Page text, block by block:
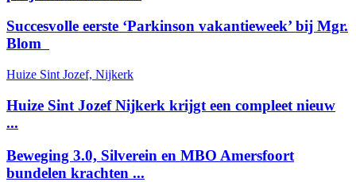
Succesvolle eerste ‘Parkinson vakantieweek’ bij Mgr.
Blom
Huize Sint Jozef, Nijkerk
Huize Sint Jozef Nijkerk krijgt een compleet nieuw
...
Beweging 3.0, Silverein en MBO Amersfoort
bundelen krachten ...